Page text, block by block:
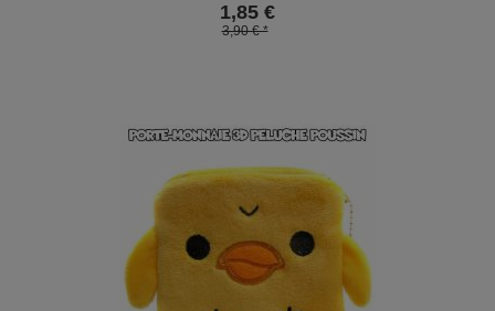
1,85 €
3,90 € *